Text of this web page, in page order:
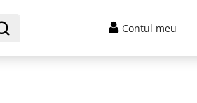
Contul meu